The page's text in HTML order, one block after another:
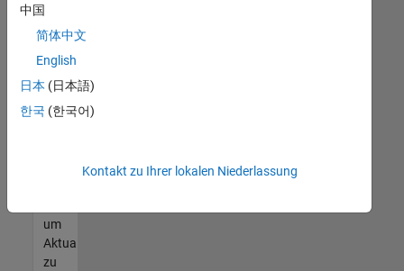
können,
die
Ihren
entsprechen,
werden
unseres
um
Aktualisierungen
zu
中国
简体中文
English
日本 (日本語)
한국 (한국어)
Kontakt zu Ihrer lokalen Niederlassung